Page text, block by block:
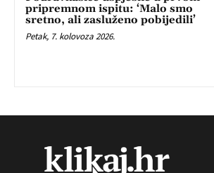
pripremnom ispitu: ‘Malo smo
sretno, ali zasluženo pobijedili’
Petak, 7. kolovoza 2026.